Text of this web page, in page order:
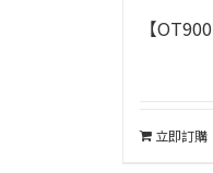
【
立即訂購